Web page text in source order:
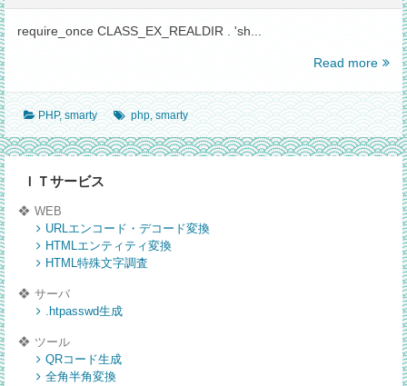
require_once CLASS_EX_REALDIR . 'sh...
Read more他
コ
ン
ト
ロ
PHP,smarty php,smarty
ＩＴサービス
WEB
URLエンコード・デコード変換
HTMLエンティティ変換
HTML特殊文字調査
サーバ
.htpasswd生成
ツール
QRコード生成
全角半角変換